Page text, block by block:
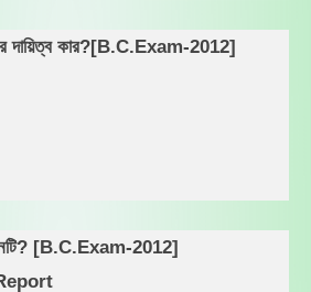
দায়িত্ব কার?[B.C.Exam-2012]
[B.C.Exam-2012]